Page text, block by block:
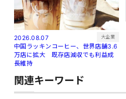
2026.08.07 大企業
中国ラッキンコーヒー、世界店舗3.6
万店に拡大 既存店減収でも利益成
長維持
関連キーワード